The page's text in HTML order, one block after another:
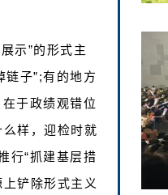
示”的形式主
链子”;有的地方
于政绩观错位
样，迎检时就
行“抓建基层措
铲除形式主义